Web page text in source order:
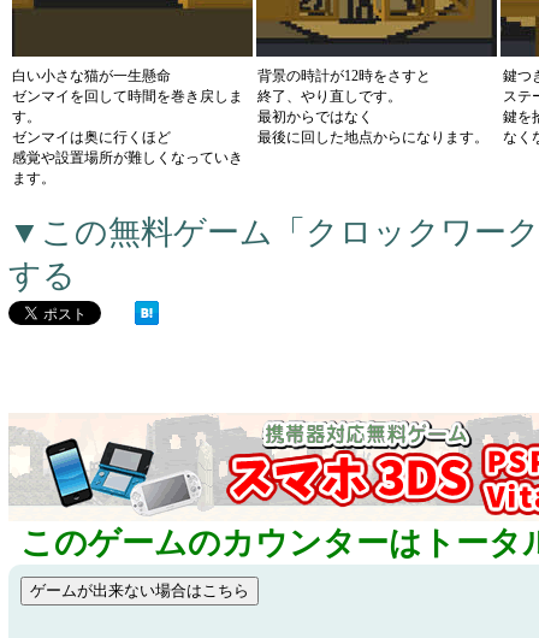
白い小さな猫が一生懸命
ゼンマイを回して時間を巻き戻しま
す。
ゼンマイは奥に行くほど
感覚や設置場所が難しくなっていき
ます。
背景の時計が12時をさすと
終了、やり直しです。
最初からではなく
最後に回した地点からになります。
鍵つ
ステ
鍵を
なく
▼この無料ゲーム「クロックワー
する
このゲームのカウンターはトータ